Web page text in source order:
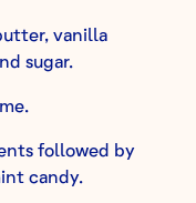
vanilla
sugar.
followed by
candy.